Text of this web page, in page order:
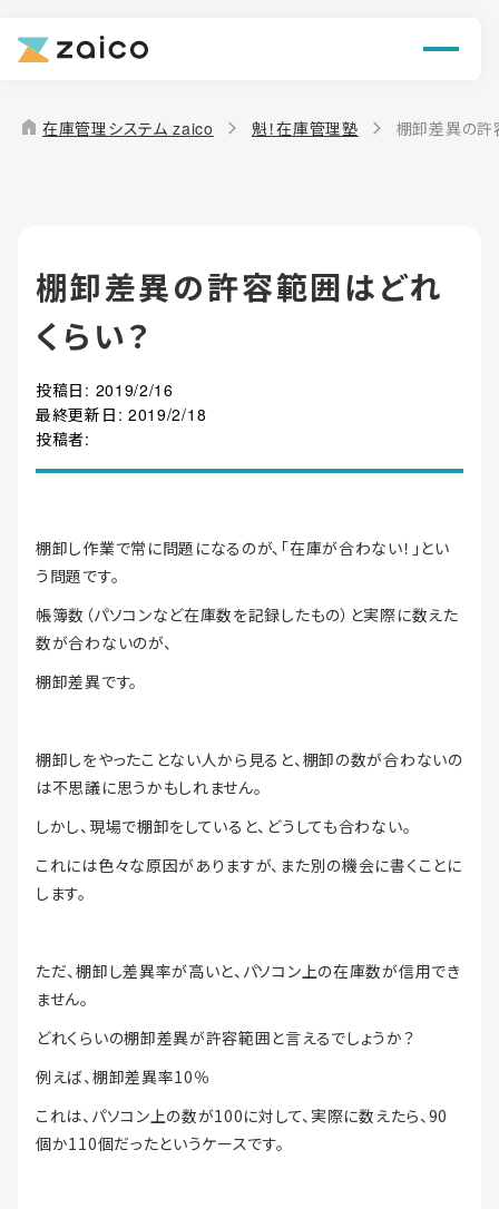
機能
解決できる課題
導入事例
お役立ち情報
home 在庫管理システム zaico 魁！在庫管理塾 棚卸差異の許
棚卸差異の許容範囲はどれ
くらい？
投稿日: 2019/2/16
最終更新日: 2019/2/18
投稿者:
棚卸し作業で常に問題になるのが、「在庫が合わない！」とい
う問題です。
帳簿数（パソコンなど在庫数を記録したもの）と実際に数えた
数が合わないのが、
棚卸差異です。
棚卸しをやったことない人から見ると、棚卸の数が合わないの
は不思議に思うかもしれません。
しかし、現場で棚卸をしていると、どうしても合わない。
これには色々な原因がありますが、また別の機会に書くことに
します。
ただ、棚卸し差異率が高いと、パソコン上の在庫数が信用でき
ません。
どれくらいの棚卸差異が許容範囲と言えるでしょうか？
例えば、棚卸差異率10％
これは、パソコン上の数が100に対して、実際に数えたら、90
個か110個だったというケースです。